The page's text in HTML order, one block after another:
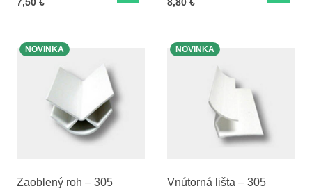
Zaoblený roh – 305
NOVINKA
Vnútorná lišta – 305
NOVINKA